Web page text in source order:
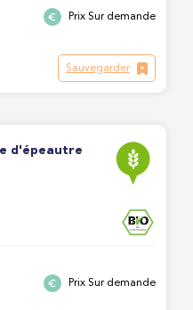
Prix Sur demande
Sauvegarder
d'épeautre
Prix Sur demande